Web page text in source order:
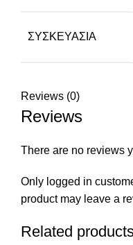
ΣΥΣΚΕΥΑΣΊΑ
Reviews (0)
Reviews
There are no reviews
Only logged in
product may leave a
Related